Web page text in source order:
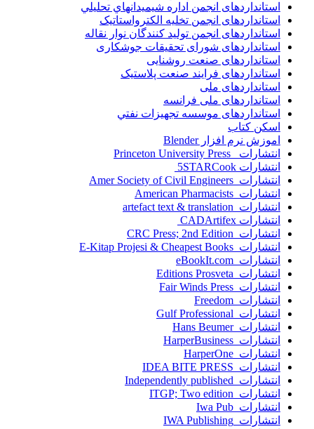
استانداردهای انجمن اداره شيميدانهاي تحليلي
استانداردهای انجمن تخليه الکترواستاتيک
استانداردهای انجمن توليد کنندگان نوار نقاله
استانداردهای شورای تحقیقات جوشکاری
استانداردهای صنعت روشنایی
استانداردهای فرايند صنعت پلاستيک
استانداردهای ملی
استانداردهای ملی فرانسه
استانداردهای موسسه تجهيزات نفتي
اسکن کتاب
اموزش نرم افزار Blender
انتشارات Princeton University Press
انتشارات ‎ 5STARCook
انتشارات Amer Society of Civil Engineers
انتشارات American Pharmacists
انتشارات artefact text & translation
انتشارات ‎ CADArtifex
انتشارات CRC Press; 2nd Edition
انتشارات E-Kitap Projesi & Cheapest Books
انتشارات eBookIt.com
انتشارات Editions Prosveta
انتشارات Fair Winds Press
انتشارات Freedom
انتشارات Gulf Professional
انتشارات Hans Beumer
انتشارات HarperBusiness
انتشارات HarperOne
انتشارات IDEA BITE PRESS
انتشارات Independently published
انتشارات ITGP; Two edition
انتشارات Iwa Pub
انتشارات IWA Publishing